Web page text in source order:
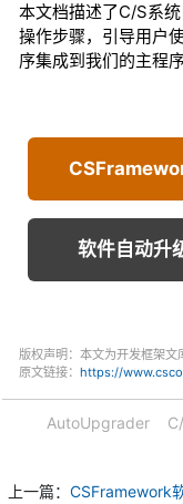
本文档描述了C/S系
操作步骤，引导用户
序集成到我们的主程
软件自动升
版权声明：本文为开发框架
原文链接： https://
AutoUpgrader
上一篇： CSFramework